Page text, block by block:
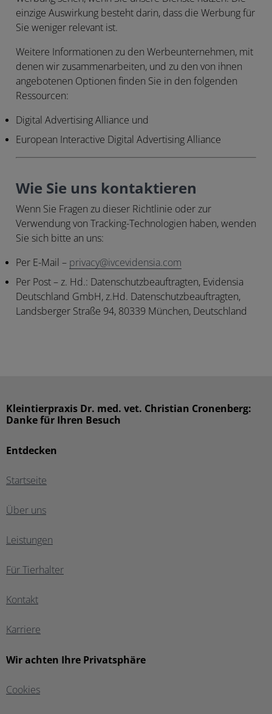
einzige Auswirkung besteht darin, dass die Werbung für
Sie weniger relevant ist.
Weitere Informationen zu den Werbeunternehmen, mit
denen wir zusammenarbeiten, und zu den von ihnen
angebotenen Optionen finden Sie in den folgenden
Ressourcen:
Digital Advertising Alliance und
European Interactive Digital Advertising Alliance
Wie Sie uns kontaktieren
Wenn Sie Fragen zu dieser Richtlinie oder zur
Verwendung von Tracking-Technologien haben, wenden
Sie sich bitte an uns:
Per E-Mail – privacy@ivcevidensia.com
Per Post – z. Hd.: Datenschutzbeauftragten, Evidensia
Deutschland GmbH, z.Hd. Datenschutzbeauftragten,
Landsberger Straße 94, 80339 München, Deutschland
Entdecken
Startseite
Über uns
Leistungen
Für Tierhalter
Kontakt
Karriere
Wir achten Ihre Privatsphäre
Cookies
Kleintierpraxis Dr. med. vet. Christian Cronenberg:
Danke für Ihren Besuch